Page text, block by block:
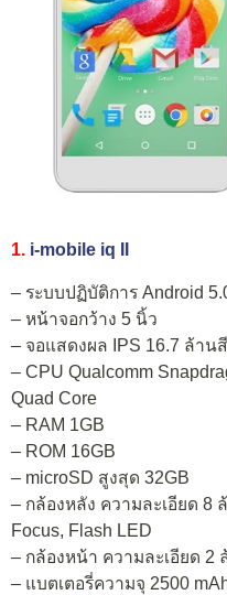
1. i-mobile iq II
– ระบบปฏิบัติการ Android
– หน้าจอกว้าง 5 นิ้ว
– จอแสดงผล IPS 16.7 ล้าน
– CPU Qualcomm
Quad Core
– RAM 1GB
– ROM 16GB
– microSD สูงสุด 32GB
– กล้องหลัง ความละเอียด 8
Focus, Flash LED
– กล้องหน้า ความละเอียด 2
– แบตเตอรี่ความจุ 2500